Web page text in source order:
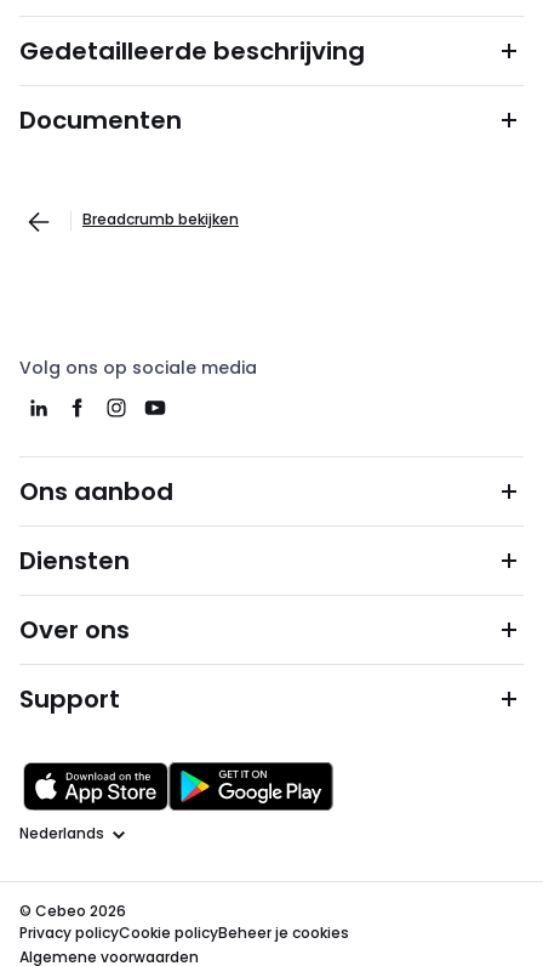
Gedetailleerde beschrijving
Documenten
Breadcrumb bekijken
Volg ons op sociale media
Ons aanbod
Diensten
Over ons
Support
Taal
© Cebeo 2026
Privacy policyCookie policyBeheer je cookies
Algemene voorwaarden